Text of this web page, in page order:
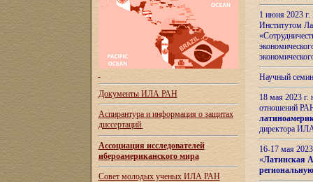
Документы ИЛА РАН
Аспирантура и информация о защитах
диссертаций
Ассоциация исследователей
ибероамериканского мира
Совет молодых ученых ИЛА РАН
1 июня 2023
Институтом
Научный
18 мая 2023
отношений
директора
16-17 мая
«Латинская